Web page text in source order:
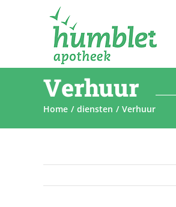
Verhuur
Home diensten Verhuur